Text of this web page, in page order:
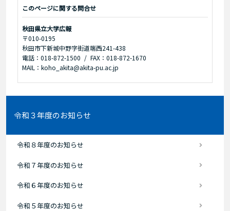
このページに関する問合せ
秋田県立大学広報
〒010-0195
秋田市下新城中野字街道端西241-438
電話：018-872-1500
FAX：018-872-1670
MAIL：koho_akita@akita-pu.ac.jp
令和３年度のお知らせ
令和８年度のお知らせ
令和７年度のお知らせ
令和６年度のお知らせ
令和５年度のお知らせ